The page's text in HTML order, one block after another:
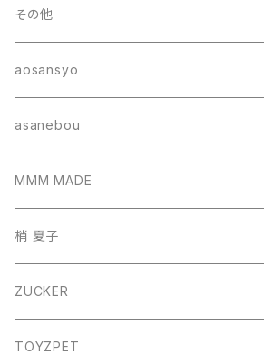
その他
ポーチ
帽子
サコッシュ
巾着バッグ
バッグ
フォトフレーム
aosansyo
asanebou
MMM MADE
梢 夏子
ZUCKER
TOYZPET